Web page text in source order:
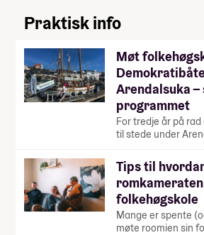
Praktisk info
Møt
Arendalsuka –
programmet
For tredje år på
til stede under
Tips til
folkehøgskole
Mange er spente
møte roomien sin